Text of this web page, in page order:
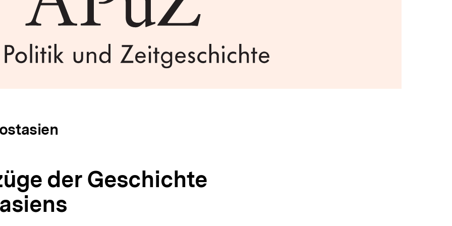
der Geschichte